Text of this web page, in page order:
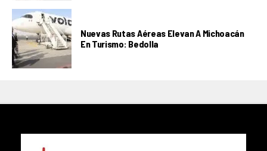
Nuevas Rutas Aéreas Elevan A Michoacán
En Turismo: Bedolla